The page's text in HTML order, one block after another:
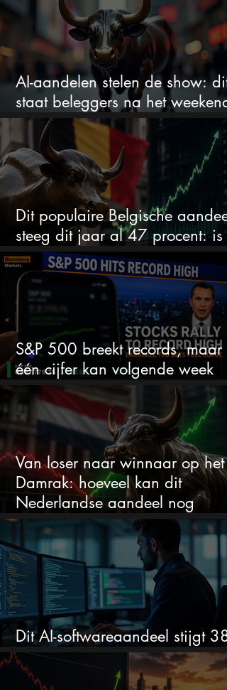
AI-aandelen stelen de show: dit
staat beleggers na het weekend
te wachten
Dit populaire Belgische aandeel
steeg dit jaar al 47 procent: is
ruimte voor meer?
S&P 500 breekt records, maar
één cijfer kan volgende week
alles veranderen
Van loser naar winnaar op het
Damrak: hoeveel kan dit
Nederlandse aandeel nog
stijgen?
Dit AI-softwareaandeel stijgt
en zet de SaaS-crash op zijn